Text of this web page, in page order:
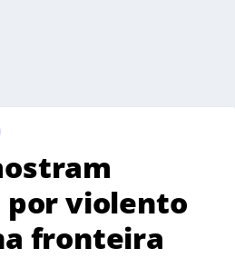
violento
fronteira